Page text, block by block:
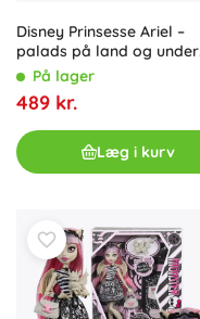
Disney Prinsesse Ariel –
palads på land og under
havet
På lager
489 kr.
Læg i kurv